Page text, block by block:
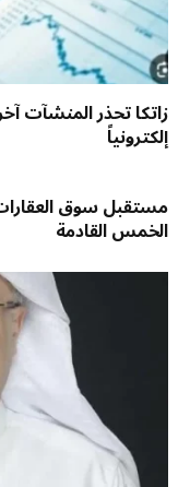
زاتكا تحذر المنشآت
إلكترونياً
مستقبل سوق
الخمس القادمة